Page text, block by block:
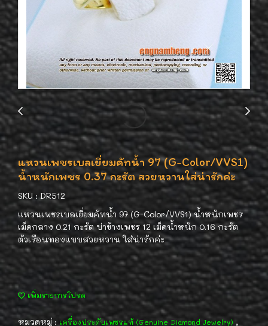
แหวนเพชรเบลเยี่ยมคัทน้ำ 97 (G-Color/VVS1)
น้ำหนักเพชร 0.37 กะรัต สวยหวานใส่น่ารักค่ะ
SKU : DR512
แหวนเพชรเบลเยี่ยมคัทน้ำ 97 (G-Color/VVS1) น้ำหนักเพชร
เม็ดกลาง 0.21 กะรัต บ่าข้างเพชร 12 เม็ดน้ำหนัก 0.16 กะรัต
ตัวเรือนทองแบบสวยหวาน ใส่น่ารักค่ะ
เพิ่มรายการโปรด
หมวดหมู่ : เครื่องประดับเพชรแท้ (Genuine Diamond Jewelry) ,